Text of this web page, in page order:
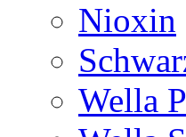
Nioxin
Wella